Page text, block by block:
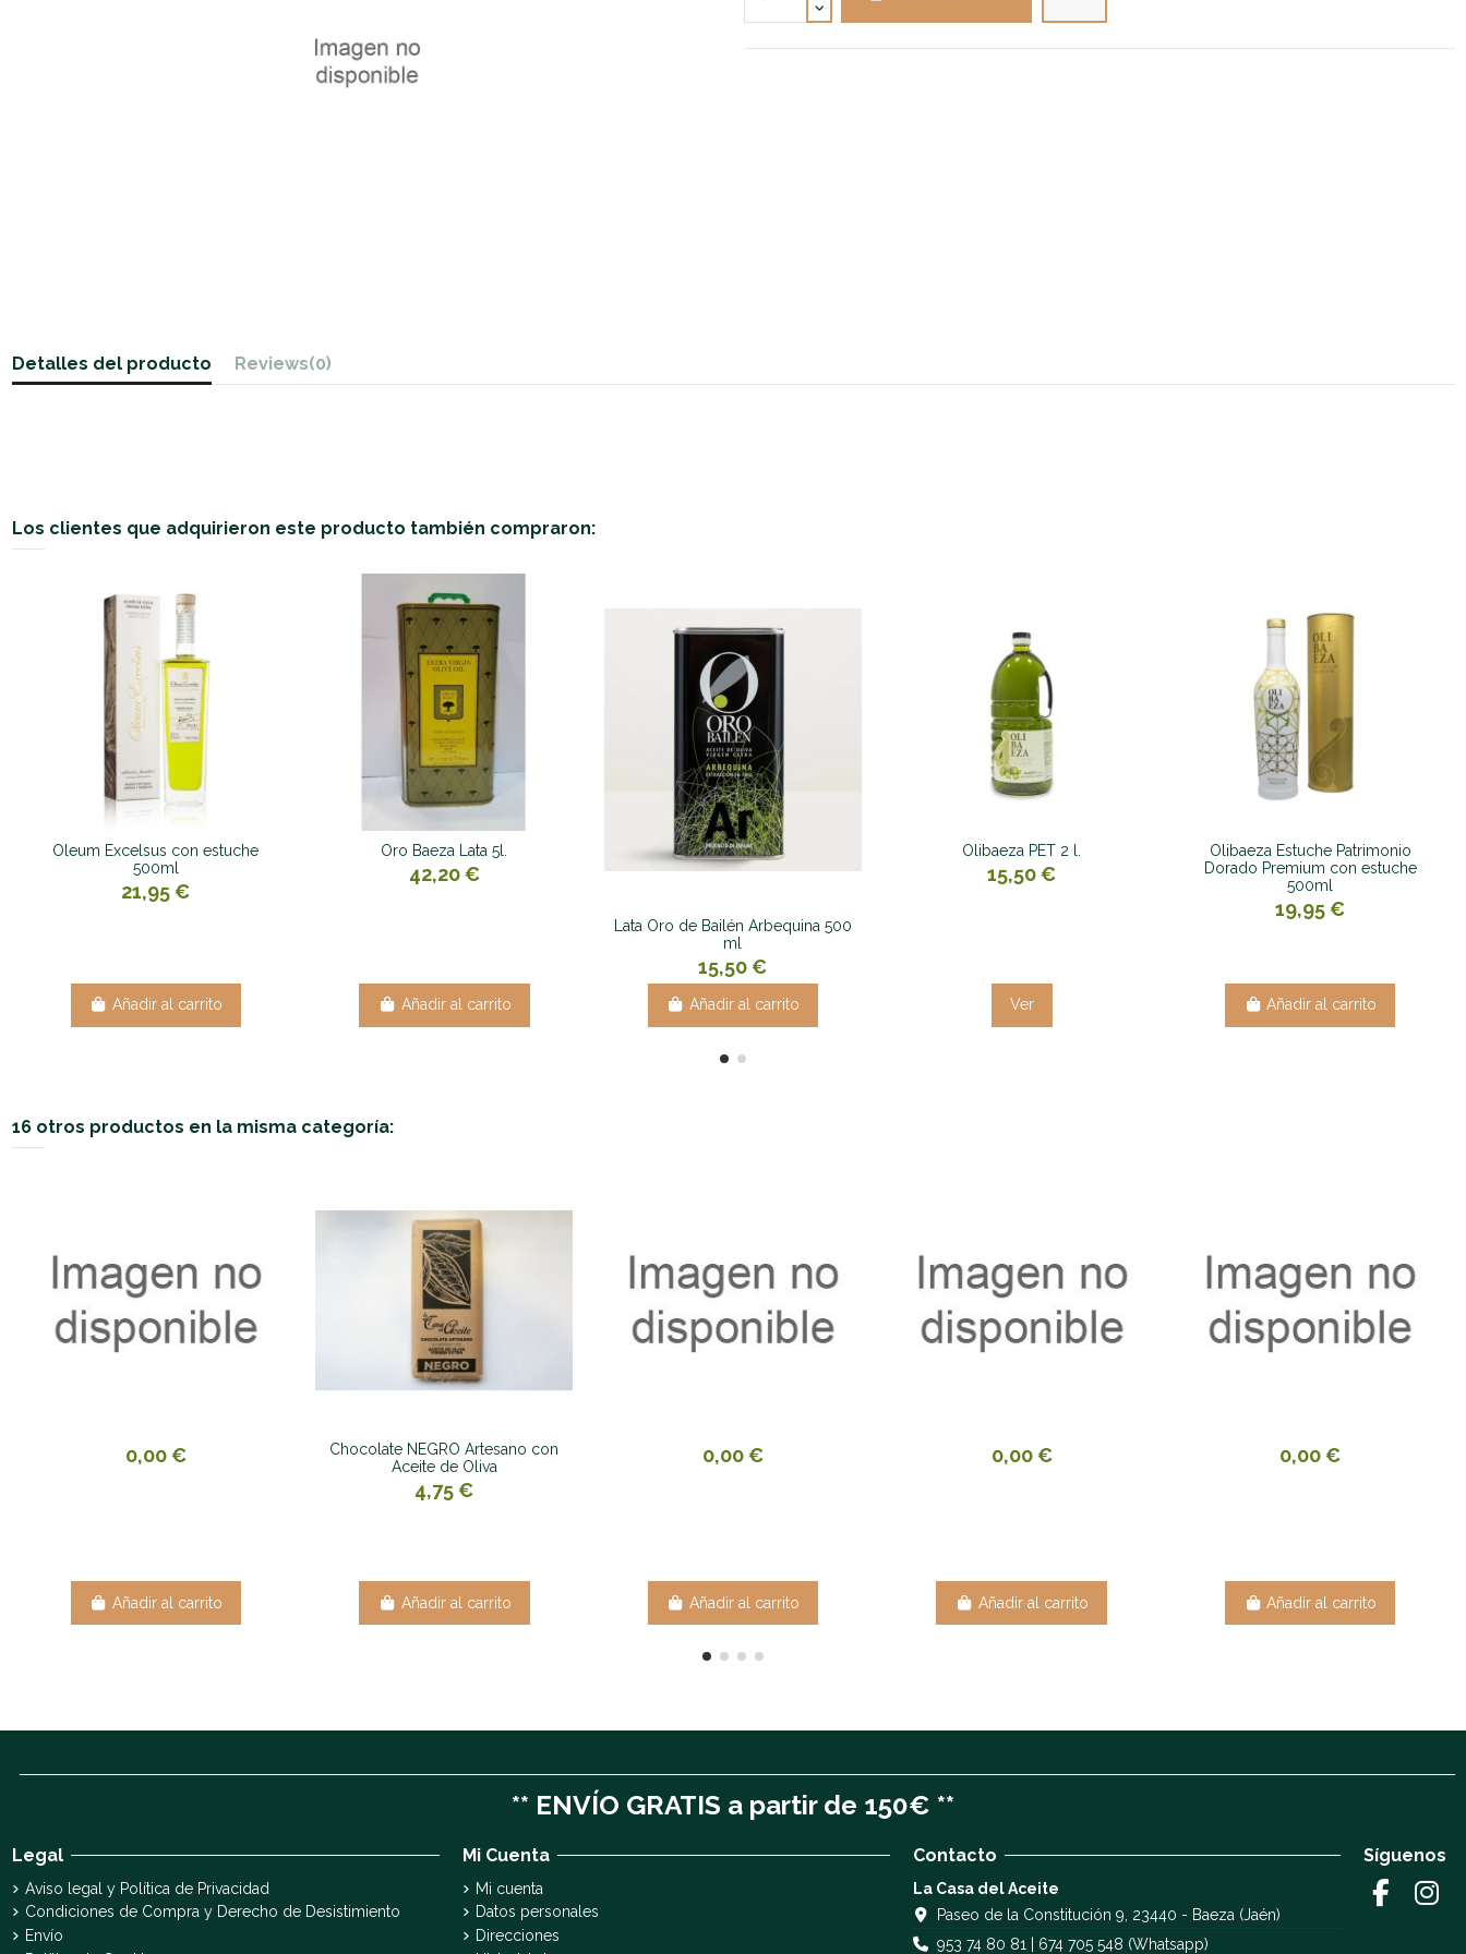
Detalles del producto Reviews(0)
Los clientes que adquirieron este producto también compraron:
Oleum Excelsus con estuche
500ml
21,95 €
Añadir al carrito
Oro Baeza Lata 5l.
42,20 €
Añadir al carrito
Lata Oro de Bailén Arbequina 500
ml
15,50 €
Añadir al carrito
Olibaeza PET 2 l.
15,50 €
Ver
Olibaeza Estuche Patrimonio
Dorado Premium con estuche
500ml
19,95 €
Añadir al carrito
16 otros productos en la misma categoría:
0,00 €
Añadir al carrito
Chocolate NEGRO Artesano con
Aceite de Oliva
4,75 €
Añadir al carrito
0,00 €
Añadir al carrito
0,00 €
Añadir al carrito
0,00 €
Añadir al carrito
** ENVÍO GRATIS a partir de 150€ **
Legal
Aviso legal y Política de Privacidad
Condiciones de Compra y Derecho de Desistimiento
Envío
Mi Cuenta
Mi cuenta
Datos personales
Direcciones
Contacto
La Casa del Aceite
Paseo de la Constitución 9, 23440 - Baeza (Jaén)
953 74 80 81 | 674 705 548 (Whatsapp)
Síguenos